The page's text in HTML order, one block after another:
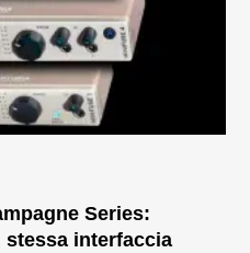
Series:
stessa interfaccia